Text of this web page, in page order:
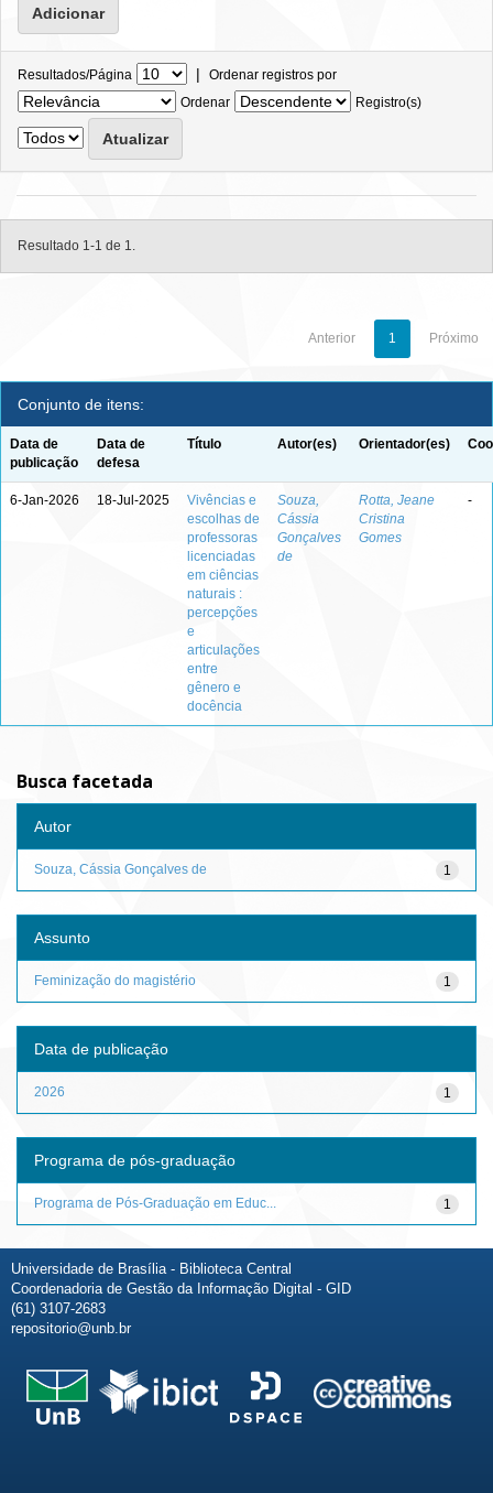
Resultados/Página | Ordenar registros por
Ordenar
Registro(s)
Resultado 1-1 de 1.
Anterior 1 Próximo
Conjunto de itens:
Data de
publicação
Data de
defesa
Título Autor(es) Orientador(es)
6-Jan-2026 18-Jul-2025
Vivências e
escolhas de
professoras
licenciadas
em ciências
naturais :
percepções
e
articulações
entre
gênero e
docência
Souza,
Cássia
Gonçalves
de
Rotta, Jeane
Cristina
Gomes
-
Busca facetada
Autor
1
Souza, Cássia Gonçalves de
Assunto
1
Feminização do magistério
Data de publicação
1
2026
Programa de pós-graduação
1
Programa de Pós-Graduação em Educ...
Universidade de Brasília - Biblioteca Central
Coordenadoria de Gestão da Informação Digital - GID
(61) 3107-2683
repositorio@unb.br